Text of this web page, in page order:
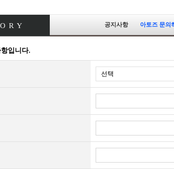
공지사항 아토즈 문의
입니다.